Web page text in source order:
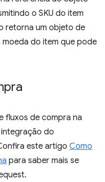
o SKU do item
retorna um objeto de
do item que pode
fluxos de compra na
do
este artigo Como
para saber mais se